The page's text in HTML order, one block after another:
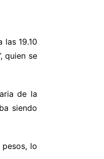
19.10
quien se
de la
siendo
lo